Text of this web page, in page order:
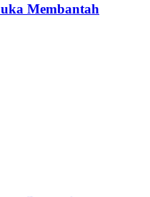
Membantah